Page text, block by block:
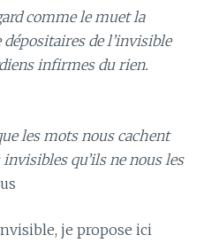
comme le muet la
dépositaires de l’invisible
infirmes du rien.
les mots nous cachent
qu’ils ne nous les
je propose ici